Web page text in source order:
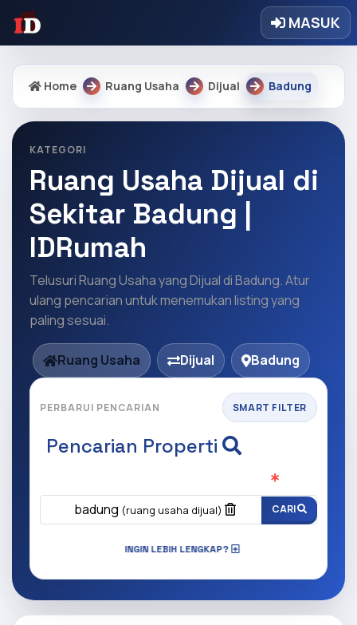
MASUK
Home Ruang Usaha Dijual Badung
KATEGORI
Ruang Usaha Dijual di
Sekitar Badung |
IDRumah
Telusuri Ruang Usaha yang Dijual di Badung. Atur
ulang pencarian untuk menemukan listing yang
paling sesuai.
Ruang Usaha Dijual Badung
PERBARUI PENCARIAN SMART FILTER
Pencarian Properti
badung (ruang usaha dijual) CARI
INGIN LEBIH LENGKAP?